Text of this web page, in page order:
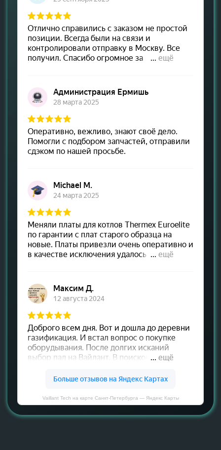
Vaillant Tech на карте Санкт‑Петербурга — Яндекс Карты